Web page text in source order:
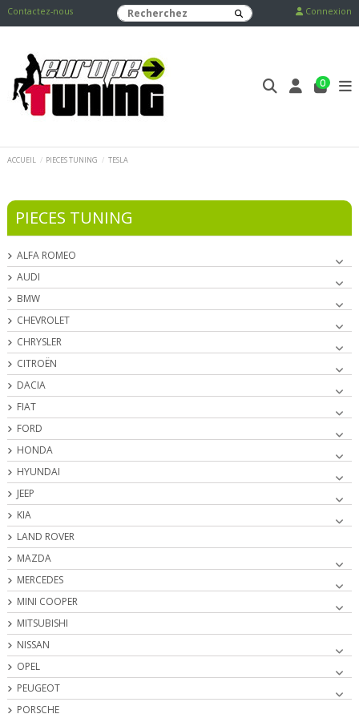
Contactez-nous Connexion
0
ACCUEIL PIECES TUNING TESLA
PIECES TUNING
ALFA ROMEO
AUDI
BMW
CHEVROLET
CHRYSLER
CITROËN
DACIA
FIAT
FORD
HONDA
HYUNDAI
JEEP
KIA
LAND ROVER
MAZDA
MERCEDES
MINI COOPER
MITSUBISHI
NISSAN
OPEL
PEUGEOT
PORSCHE